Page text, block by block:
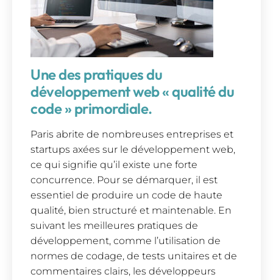
Une des pratiques du
développement web « qualité du
code » primordiale.
Paris abrite de nombreuses entreprises et
startups axées sur le développement web,
ce qui signifie qu’il existe une forte
concurrence. Pour se démarquer, il est
essentiel de produire un code de haute
qualité, bien structuré et maintenable. En
suivant les meilleures pratiques de
développement, comme l’utilisation de
normes de codage, de tests unitaires et de
commentaires clairs, les développeurs